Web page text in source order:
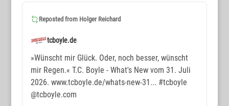
Reposted from Holger Reichard
tcboyle.de
»Wünscht mir Glück. Oder, noch besser, wünscht
mir Regen.« T.C. Boyle - What's New vom 31. Juli
2026. www.tcboyle.de/whats-new-31... #tcboyle
@tcboyle.com